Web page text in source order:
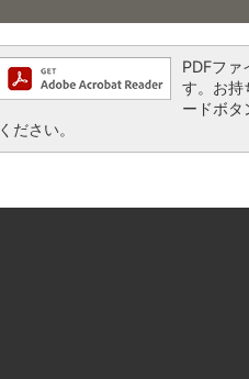
PDFフ
す。お
ードボタ
ください。